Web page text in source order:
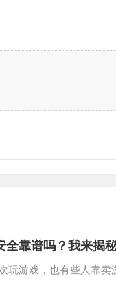
全靠谱吗？我来揭
游戏，也有些人靠卖